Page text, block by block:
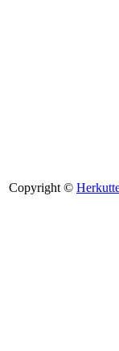
Copyright ©